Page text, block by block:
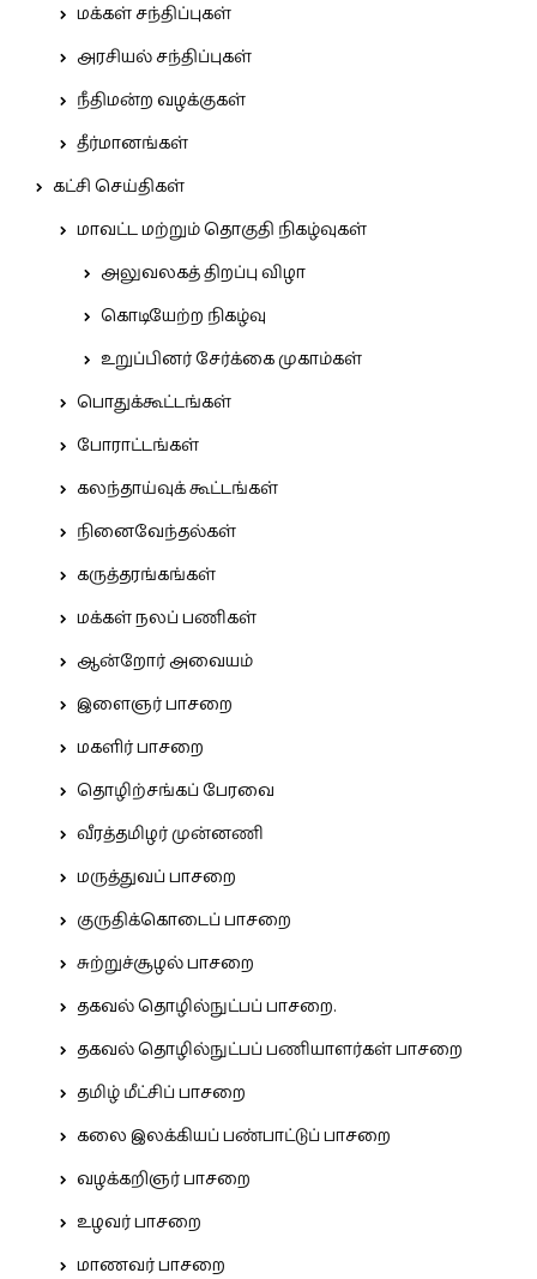
மக்கள் சந்திப்புகள்
அரசியல் சந்திப்புகள்
நீதிமன்ற வழக்குகள்
தீர்மானங்கள்
கட்சி செய்திகள்
மாவட்ட மற்றும் தொகுதி நிகழ்வுகள்
அலுவலகத் திறப்பு விழா
கொடியேற்ற நிகழ்வு
உறுப்பினர் சேர்க்கை முகாம்கள்
பொதுக்கூட்டங்கள்
போராட்டங்கள்
கலந்தாய்வுக் கூட்டங்கள்
நினைவேந்தல்கள்
கருத்தரங்கங்கள்
மக்கள் நலப் பணிகள்
ஆன்றோர் அவையம்
இளைஞர் பாசறை
மகளிர் பாசறை
தொழிற்சங்கப் பேரவை
வீரத்தமிழர் முன்னணி
மருத்துவப் பாசறை
குருதிக்கொடைப் பாசறை
சுற்றுச்சூழல் பாசறை
தகவல் தொழில்நுட்பப் பாசறை.
தகவல் தொழில்நுட்பப் பணியாளர்கள் பாசறை
தமிழ் மீட்சிப் பாசறை
கலை இலக்கியப் பண்பாட்டுப் பாசறை
வழக்கறிஞர் பாசறை
உழவர் பாசறை
மாணவர் பாசறை